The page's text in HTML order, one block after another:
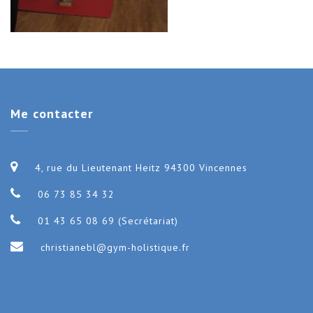
Me contacter
4, rue du Lieutenant Heitz 94300 Vincennes
06 73 85 34 32
01 43 65 08 69 (Secrétariat)
christianebl@gym-holistique.fr